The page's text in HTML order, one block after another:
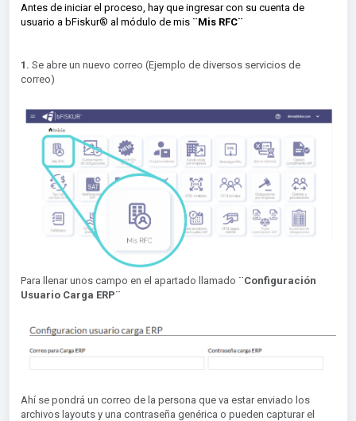
Antes de iniciar el proceso, hay que ingresar con su cuenta de
usuario a bFiskur® al módulo de mis ¨Mis RFC¨
1. Se abre un nuevo correo (Ejemplo de diversos servicios de
correo)
Para llenar unos campo en el apartado llamado ¨Configuración
Usuario Carga ERP¨
Ahí se pondrá un correo de la persona que va estar enviado los
archivos layouts y una contraseña genérica o pueden capturar el